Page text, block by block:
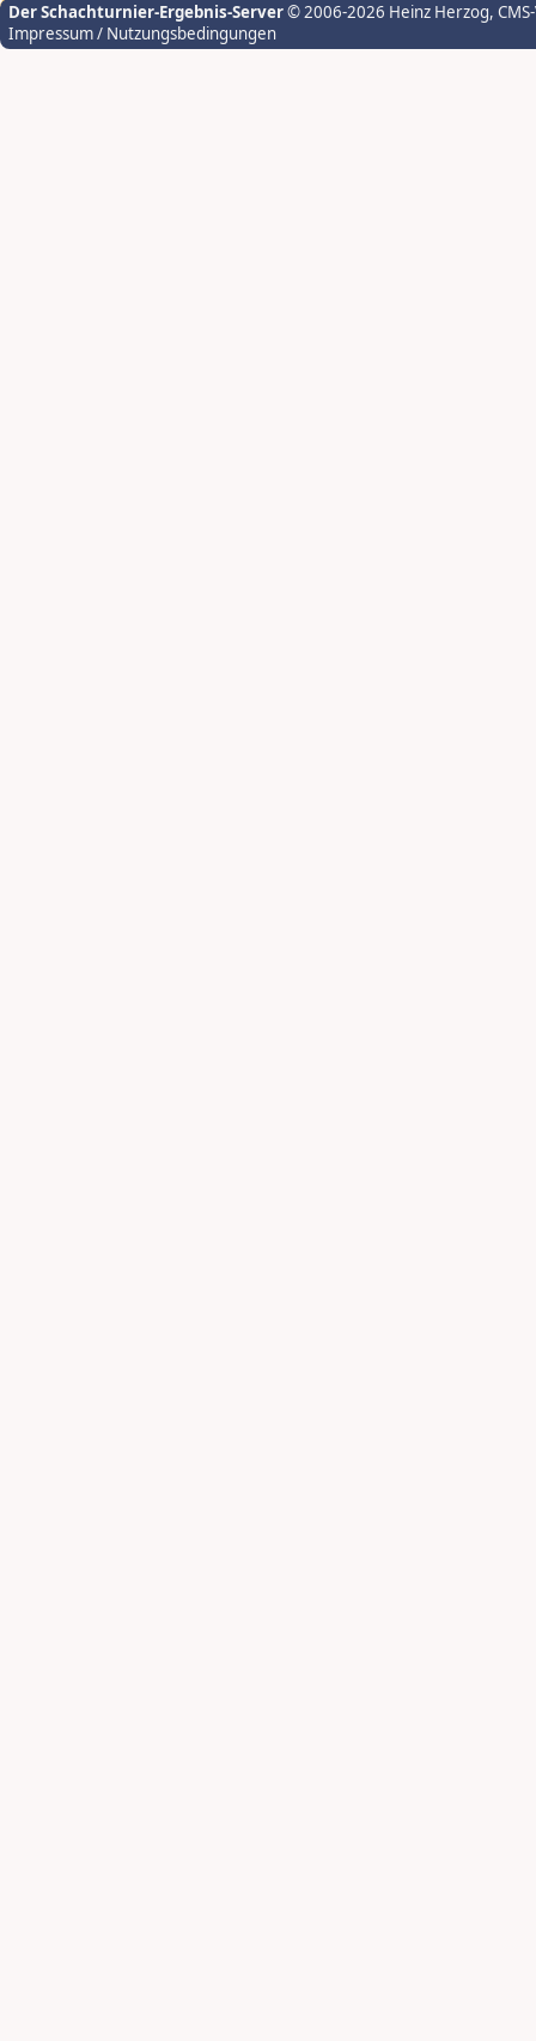
Der Schachturnier-Ergebnis-Server© 2006-2026 Heinz Herzog,
Impressum / Nutzungsbedingungen